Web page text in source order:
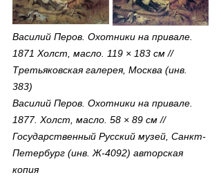
Василий Перов. Охотники на привале.
1871 Холст, масло. 119 × 183 см //
Третьяковская галерея, Москва (инв.
383)
Василий Перов. Охотники на привале.
1877. Холст, масло. 58 × 89 см //
Государственный Русский музей, Санкт-
Петербург (инв. Ж-4092) авторская
копия